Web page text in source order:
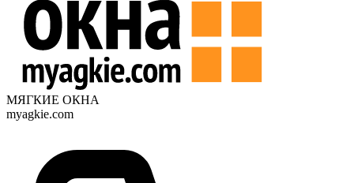
МЯГКИЕ ОКНА
myagkie.com